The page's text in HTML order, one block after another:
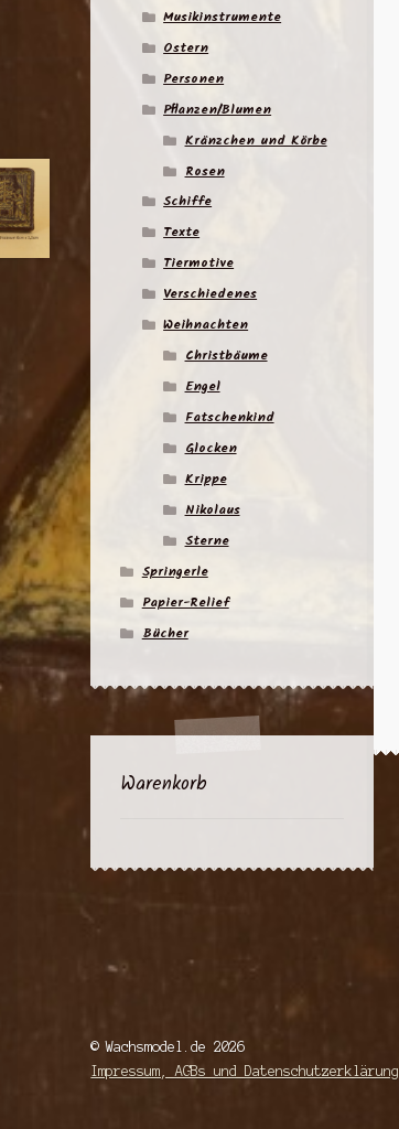
Musikinstrumente
Ostern
Personen
Pflanzen/Blumen
Kränzchen und Körbe
Rosen
Schiffe
Texte
Tiermotive
Verschiedenes
Weihnachten
Christbäume
Engel
Fatschenkind
Glocken
Krippe
Nikolaus
Sterne
Springerle
Papier-Relief
Bücher
Warenkorb
© Wachsmodel.de 2026
Impressum, AGBs und Datenschutzerklärung